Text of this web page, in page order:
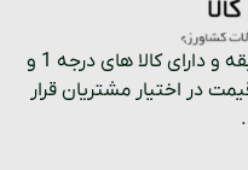
فروشگاه نیکونام کالا با 30 سال سابقه و دارای کالا های درجه 1 و
در اختیار مشتریان قرار